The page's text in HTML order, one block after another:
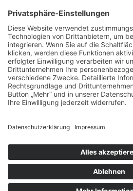
teilzunehmen.
Quelle: eRecht24
LNB - Leitfaden Nachhaltig Bauen
Postanschrift: Giebelbachstraße 18 ·
Tel +49 (0) 7522 9778210 · lnb@lnb-
Newsletter Anmeldung